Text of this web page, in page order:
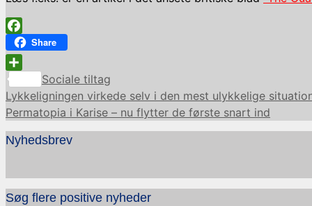
Facebook
Share
Share
Kategorier
Sociale tiltag
Lykkeligningen virkede selv i den mest ulykkelige
Permatopia i Karise – nu flytter de første snart ind
Nyhedsbrev
Søg flere positive nyheder